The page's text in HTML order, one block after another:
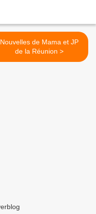
Nouvelles de Mama et JP
de la Réunion >